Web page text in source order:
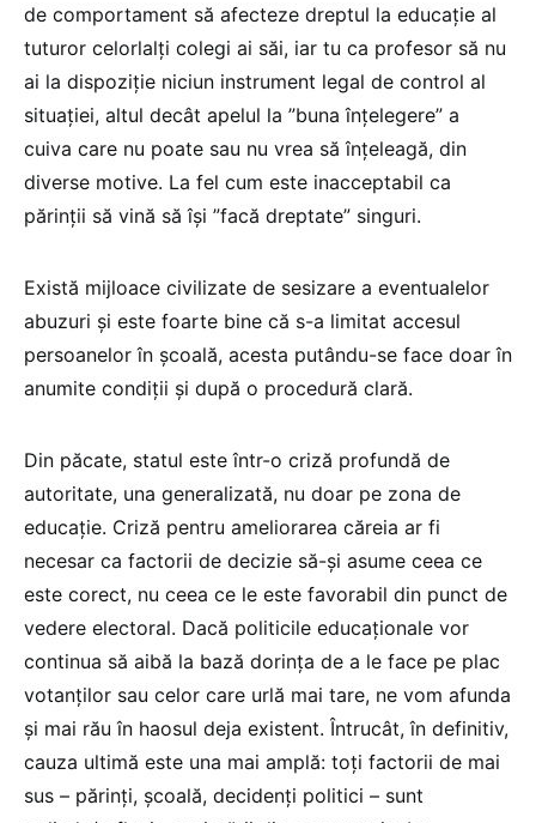
de comportament să afecteze dreptul la educație al
tuturor celorlalți colegi ai săi, iar tu ca profesor să nu
ai la dispoziție niciun instrument legal de control al
situației, altul decât apelul la ”buna înțelegere” a
cuiva care nu poate sau nu vrea să înțeleagă, din
diverse motive. La fel cum este inacceptabil ca
părinții să vină să își ”facă dreptate” singuri.
Există mijloace civilizate de sesizare a eventualelor
abuzuri și este foarte bine că s-a limitat accesul
persoanelor în școală, acesta putându-se face doar în
anumite condiții și după o procedură clară.
Din păcate, statul este într-o criză profundă de
autoritate, una generalizată, nu doar pe zona de
educație. Criză pentru ameliorarea căreia ar fi
necesar ca factorii de decizie să-și asume ceea ce
este corect, nu ceea ce le este favorabil din punct de
vedere electoral. Dacă politicile educaționale vor
continua să aibă la bază dorința de a le face pe plac
votanților sau celor care urlă mai tare, ne vom afunda
și mai rău în haosul deja existent. Întrucât, în definitiv,
cauza ultimă este una mai amplă: toți factorii de mai
sus – părinți, școală, decidenți politici – sunt